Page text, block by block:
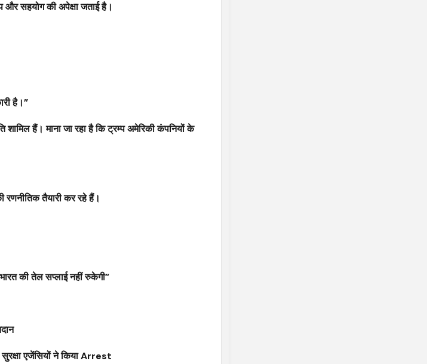
और सहयोग की अपेक्षा जताई है।
है।”
हैं। माना जा रहा है कि ट्रम्प अमेरिकी कंपनियों के
तैयारी कर रहे हैं।
की तेल सप्लाई नहीं रुकेगी”
एजेंसियों ने किया Arrest